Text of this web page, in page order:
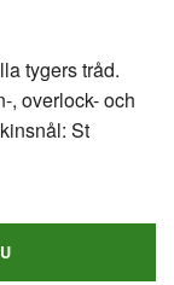
tygers tråd.
, overlock- och
St